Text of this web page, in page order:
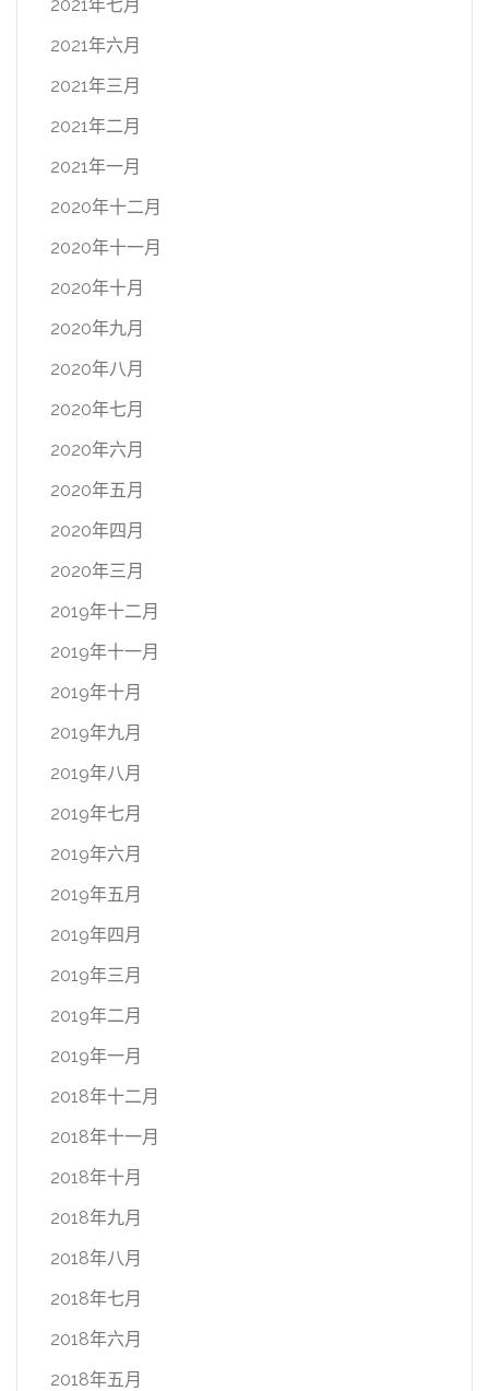
2021年七月
2021年六月
2021年三月
2021年二月
2021年一月
2020年十二月
2020年十一月
2020年十月
2020年九月
2020年八月
2020年七月
2020年六月
2020年五月
2020年四月
2020年三月
2019年十二月
2019年十一月
2019年十月
2019年九月
2019年八月
2019年七月
2019年六月
2019年五月
2019年四月
2019年三月
2019年二月
2019年一月
2018年十二月
2018年十一月
2018年十月
2018年九月
2018年八月
2018年七月
2018年六月
2018年五月